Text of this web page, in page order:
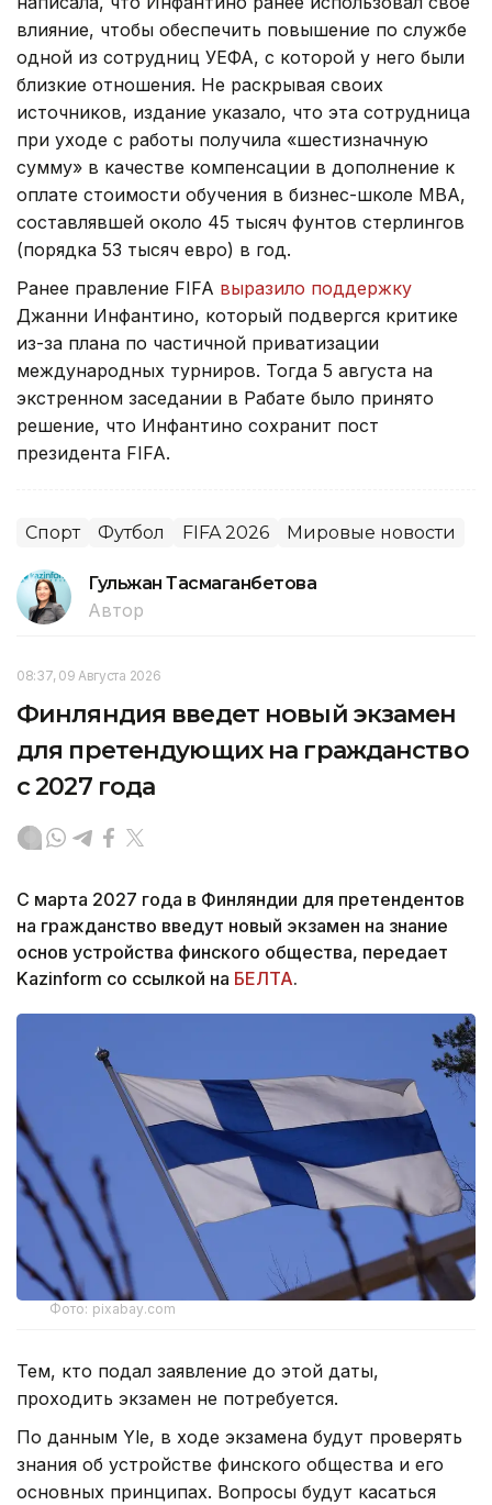
влияние, чтобы обеспечить повышение по службе
одной из сотрудниц УЕФА, с которой у него были
близкие отношения. Не раскрывая своих
источников, издание указало, что эта сотрудница
при уходе с работы получила «шестизначную
сумму» в качестве компенсации в дополнение к
оплате стоимости обучения в бизнес-школе МВА,
составлявшей около 45 тысяч фунтов стерлингов
(порядка 53 тысяч евро) в год.
Ранее правление FIFA выразило поддержку
Джанни Инфантино, который подвергся критике
из-за плана по частичной приватизации
международных турниров. Тогда 5 августа на
экстренном заседании в Рабате было принято
решение, что Инфантино сохранит пост
президента FIFA.
Спорт Футбол FIFA 2026 Мировые новости
Гульжан Тасмаганбетова
Автор
08:37, 09 Августа 2026
Финляндия введет новый экзамен
для претендующих на гражданство
с 2027 года
С марта 2027 года в Финляндии для претендентов
на гражданство введут новый экзамен на знание
основ устройства финского общества, передает
Kazinform со ссылкой на БЕЛТА.
Фото: pixabay.com
Тем, кто подал заявление до этой даты,
проходить экзамен не потребуется.
По данным Yle, в ходе экзамена будут проверять
знания об устройстве финского общества и его
основных принципах. Вопросы будут касаться